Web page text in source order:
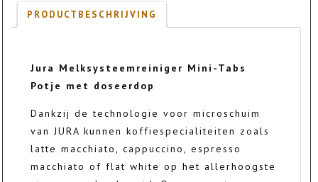
PRODUCTBESCHRIJVING
Jura Melksysteemreiniger Mini-Tabs
Potje met doseerdop
Dankzij de technologie voor microschuim
van JURA kunnen koffiespecialiteiten zoals
latte macchiato, cappuccino, espresso
macchiato of flat white op het allerhoogste